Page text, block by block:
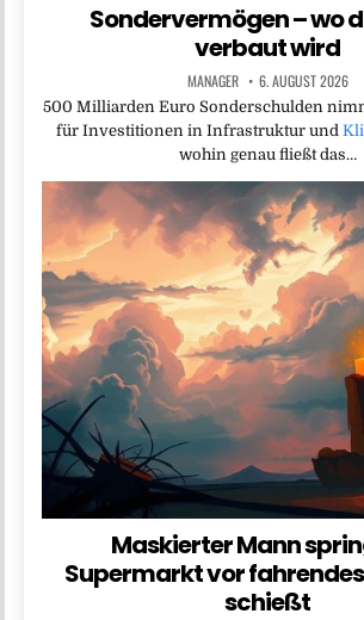
Sondervermögen – wo
verbaut wird
MANAGER 6. AUGUST 2026
500 Milliarden Euro Sonderschulden
für Investitionen in Infrastruktur und
wohin genau fließt das…
Maskierter Mann
Supermarkt vor
schießt